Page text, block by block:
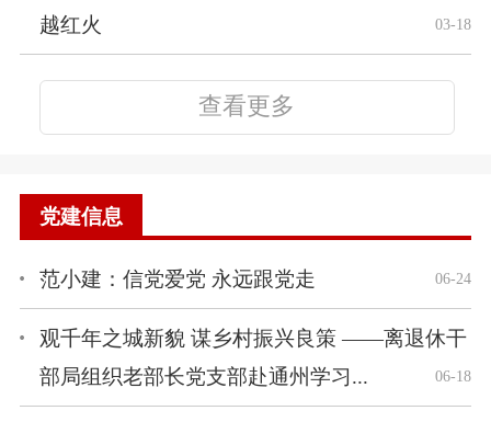
越红火
03-18
查看更多
党建信息
范小建：信党爱党 永远跟党走 06-24
观千年之城新貌 谋乡村振兴良策 ——离退休干
部局组织老部长党支部赴通州学习...
06-18